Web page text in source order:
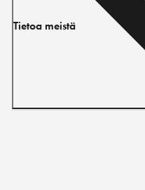
Tietoa meistä